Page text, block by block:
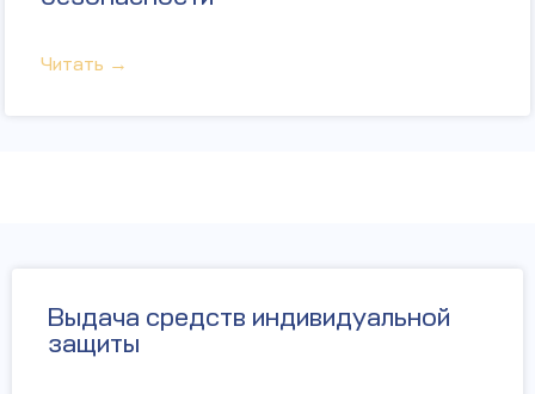
Читать →
Выдача средств индивидуальной
защиты